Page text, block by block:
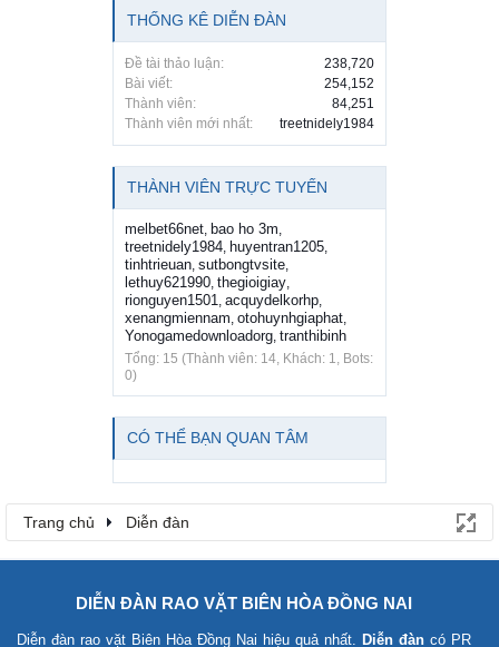
THỐNG KÊ DIỄN ĐÀN
Đề tài thảo luận:
238,720
Bài viết:
254,152
Thành viên:
84,251
Thành viên mới nhất:
treetnidely1984
THÀNH VIÊN TRỰC TUYẾN
melbet66net, bao ho 3m,
treetnidely1984, huyentran1205,
tinhtrieuan, sutbongtvsite,
lethuy621990, thegioigiay,
rionguyen1501, acquydelkorhp,
xenangmiennam, otohuynhgiaphat,
Yonogamedownloadorg, tranthibinh
Tổng: 15 (Thành viên: 14, Khách: 1, Bots:
0)
CÓ THỂ BẠN QUAN TÂM
Trang chủ Diễn đàn
DIỄN ĐÀN RAO VẶT BIÊN HÒA ĐỒNG NAI
Diễn đàn rao vặt Biên Hòa Đồng Nai hiệu quả nhất. Diễn đàn có PR